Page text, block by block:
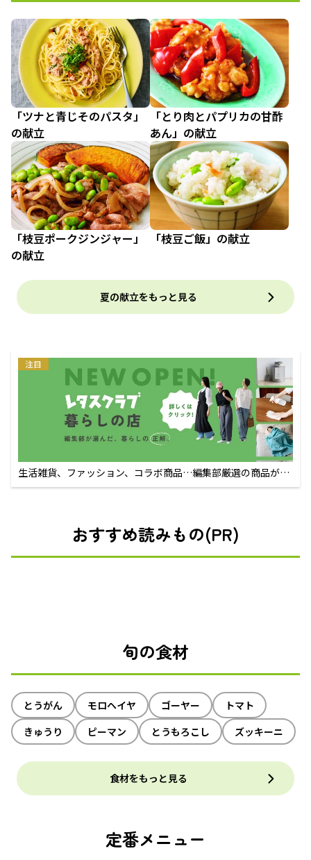
「ツナと青じそのパスタ」
の献立
「とり肉とパプリカの甘酢
あん」の献立
「枝豆ポークジンジャー」
の献立
「枝豆ご飯」の献立
夏の献立をもっと見る
注目
生活雑貨、ファッション、コラボ商品…編集部厳選の商品が買
えるECサイト
おすすめ読みもの(PR)
旬の食材
とうがん モロヘイヤ ゴーヤー
トマト
きゅうり
ピーマン とうもろこし ズッキーニ
食材をもっと見る
定番メニュー